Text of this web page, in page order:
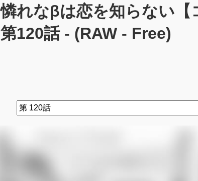
憐れなβは恋を知らない【
第120話 - (RAW - Free)